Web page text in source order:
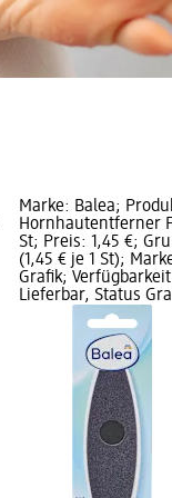
Marke: Balea;
Hornhautentferner
St; Preis: 1,45 €;
(1,45 € je 1 St);
Grafik;
Lieferbar, Status